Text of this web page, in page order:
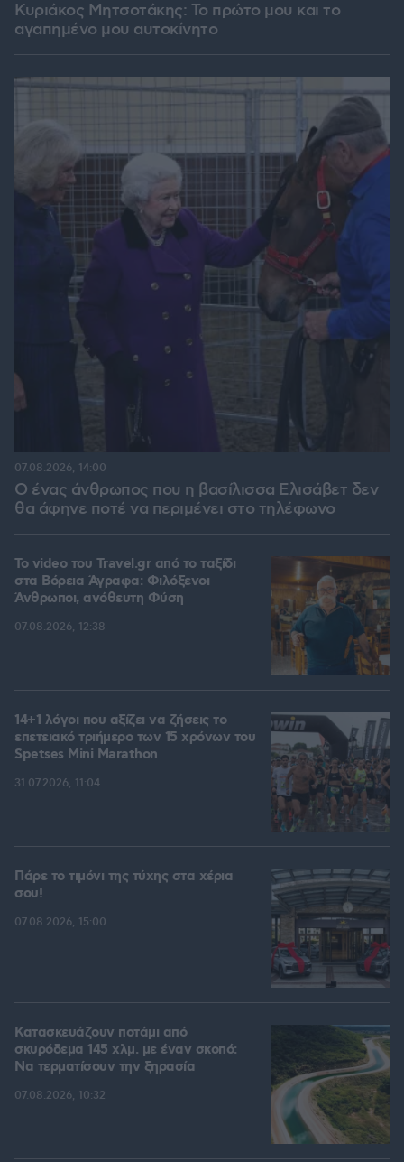
Κυριάκος Μητσοτάκης: Το πρώτο μου και το
αγαπημένο μου αυτοκίνητο
Ο ένας άνθρωπος που η βασίλισσα Ελισάβετ δεν
θα άφηνε ποτέ να περιμένει στο τηλέφωνο
07.08.2026, 14:00
To video του Travel.gr από το ταξίδι
στα Βόρεια Άγραφα: Φιλόξενοι
Άνθρωποι, ανόθευτη Φύση
07.08.2026, 12:38
14+1 λόγοι που αξίζει να ζήσεις το
επετειακό τριήμερο των 15 χρόνων του
Spetses Mini Marathon
31.07.2026, 11:04
Πάρε το τιμόνι της τύχης στα χέρια
σου!
07.08.2026, 15:00
Κατασκευάζουν ποτάμι από
σκυρόδεμα 145 χλμ. με έναν σκοπό:
Να τερματίσουν την ξηρασία
07.08.2026, 10:32